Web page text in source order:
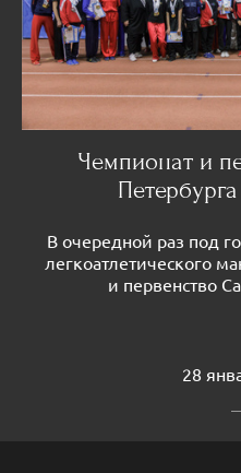
Чемпионат и
В очередной раз под
легкоатлетического
и первенство
28